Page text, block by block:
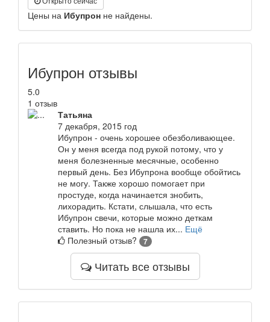
Цены на Ибупрон не найдены.
Ибупрон отзывы
5.0
1 отзыв
Татьяна
7 декабря, 2015 год
Ибупрон - очень хорошее обезболивающее.
Он у меня всегда под рукой потому, что у
меня болезненные месячные, особенно
первый день. Без Ибупрона вообще обойтись
не могу. Также хорошо помогает при
простуде, когда начинается знобить,
лихорадить. Кстати, слышала, что есть
Ибупрон свечи, которые можно деткам
ставить. Но пока не нашла их... Ещё
Полезный отзыв?
7
Читать все отзывы